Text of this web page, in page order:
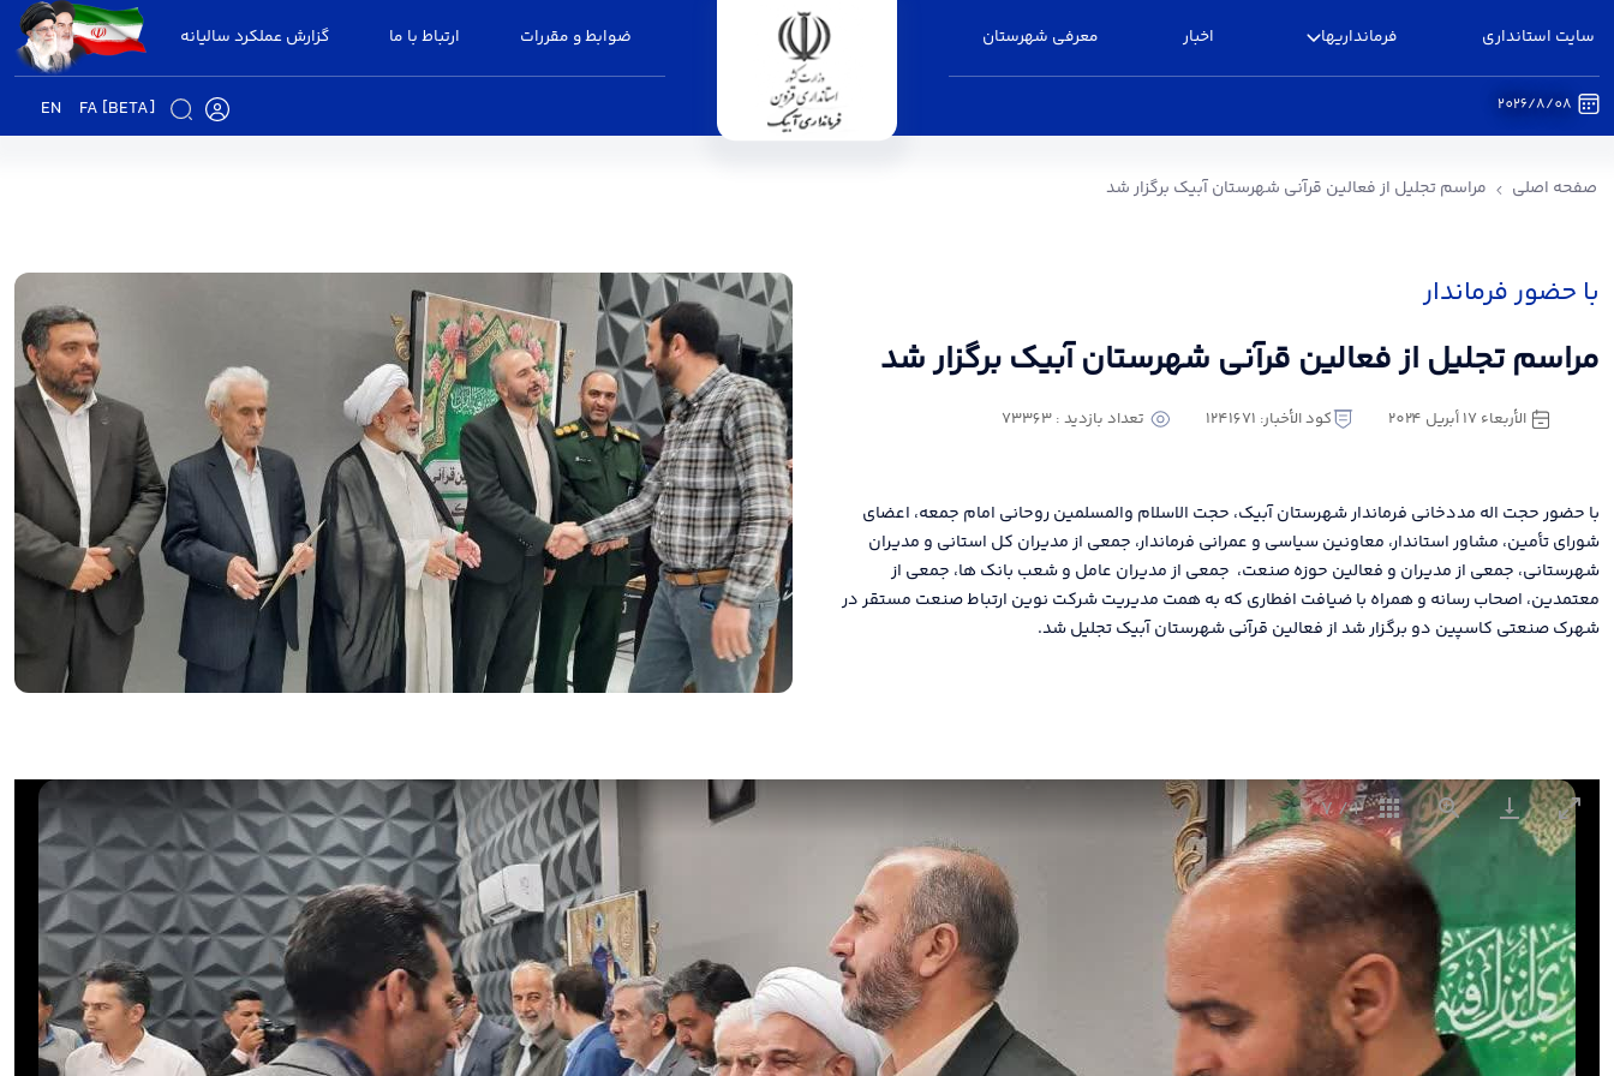
سایت استانداری فرمانداریها اخبار معرفی شهرستان ضوابط و مقررات ارتباط با ما گزارش عملکرد سالیانه
FA [BETA]
EN 2026/8/08
صفحه اصلی مراسم تجلیل از فعالین قرآنی شهرستان آبیک برگزار شد
با حضور فرماندار
مراسم تجلیل از فعالین قرآنی شهرستان آبیک برگزار شد
الأربعاء ١٧ أبريل ٢٠٢٤ كود الأخبار: 1241671 تعداد بازدید : 73363
با حضور حجت اله مددخانی فرماندار شهرستان آبیک، حجت الاسلام والمسلمین روحانی امام جمعه، اعضای
شورای تأمین، مشاور استاندار، معاونین سیاسی و عمرانی فرماندار، جمعی از مدیران کل استانی و مدیران
شهرستانی، جمعی از مدیران و فعالین حوزه صنعت، جمعی از مدیران عامل و شعب بانک ها، جمعی از
معتمدین، اصحاب رسانه و همراه با ضیافت افطاری که به همت مدیریت شرکت نوین ارتباط صنعت مستقر در
شهرک صنعتی کاسپین دو برگزار شد از فعالین قرآنی شهرستان آبیک تجلیل شد.
1
/
7